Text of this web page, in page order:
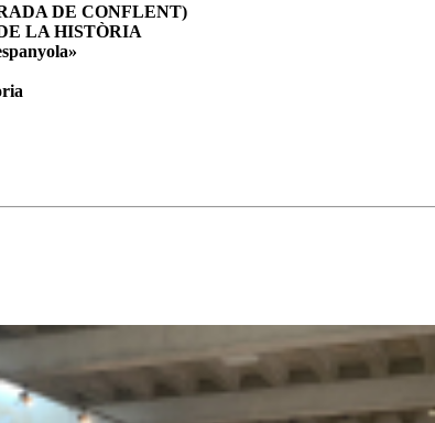
DE CONFLENT)
LA HISTÒRIA